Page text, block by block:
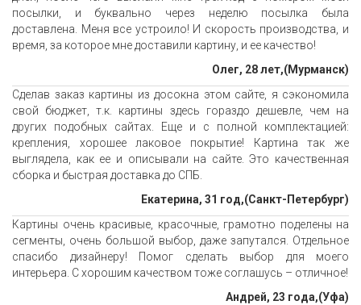
посылки, и буквально через неделю посылка была
доставлена. Меня все устроило! И скорость производства, и
время, за которое мне доставили картину, и ее качество!
Олег, 28 лет,(Мурманск)
Сделав заказ картины из досокна этом сайте, я сэкономила
свой бюджет, т.к. картины здесь гораздо дешевле, чем на
других подобных сайтах. Еще и с полной комплектацией:
крепления, хорошее лаковое покрытие! Картина так же
выглядела, как ее и описывали на сайте. Это качественная
сборка и быстрая доставка до СПБ.
Екатерина, 31 год,(Санкт-Петербург)
Картины очень красивые, красочные, грамотно поделены на
сегменты, очень большой выбор, даже запутался. Отдельное
спасибо дизайнеру! Помог сделать выбор для моего
интерьера. С хорошим качеством тоже соглашусь – отличное!
Андрей, 23 года,(Уфа)